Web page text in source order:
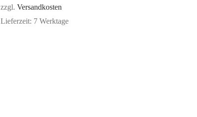
zzgl. Versandkosten
Lieferzeit: 7 Werktage